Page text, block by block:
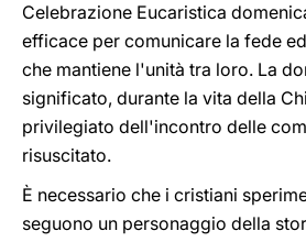
Celebrazione Eucaristica
efficace per comunicare la fede
che mantiene l'unità tra loro. La
significato, durante la vita della
privilegiato dell'incontro delle
risuscitato.
È necessario che i cristiani
seguono un personaggio della